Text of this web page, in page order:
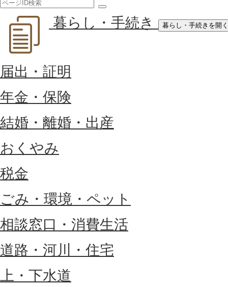
索
暮らし・手続き 暮らし・手続きを開く
届出・証明
年金・保険
結婚・離婚・出産
おくやみ
税金
ごみ・環境・ペット
相談窓口・消費生活
道路・河川・住宅
上・下水道